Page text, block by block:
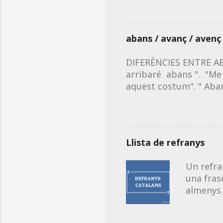
Acudits
en
abans / avanç / avenç
DIFERÈNCIES
arribaré abans ". "Me
aquest costum". "
primera accepció:
hora". ❗Recorda que
pagament anticipat o
Llista de refranys
Un
una